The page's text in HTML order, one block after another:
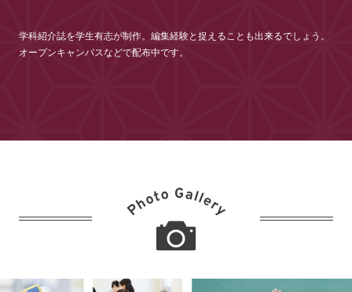
学科紹介誌を学生有志が制作。編集経験と捉えることも出来るでしょう。
オープンキャンパスなどで配布中です。